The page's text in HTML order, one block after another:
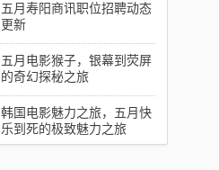
五月寿阳商讯职位招聘动态
更新
五月电影猴子，银幕到荧屏
的奇幻探秘之旅
韩国电影魅力之旅，五月快
乐到死的极致魅力之旅